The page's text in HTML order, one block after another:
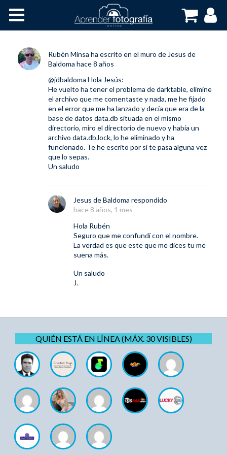
Cursos OnLine
Rubén Minsa ha escrito en el muro de Jesus de
Baldoma hace 8 años
@jdbaldoma Hola Jesús:
He vuelto ha tener el problema de darktable, elimine
el archivo que me comentaste y nada, me he fijado
en el error que me ha lanzado y decía que era de la
base de datos data.db situada en el mismo
directorio, miro el directorio de nuevo y había un
archivo data.db.lock, lo he eliminado y ha
funcionado. Te he escrito por si te pasa alguna vez
que lo sepas.
Un saludo
Jesus de Baldoma respondido
hace 8 años, 1 mes
Hola Rubén
Seguro que me confundí con el nombre.
La verdad es que este que me dices tu me
suena más.
Un saludo
J.
QUIÉN ESTÁ EN LÍNEA (MÁX. 30 VISIBLES)